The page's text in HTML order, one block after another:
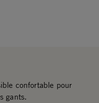
confortable pour
gants.